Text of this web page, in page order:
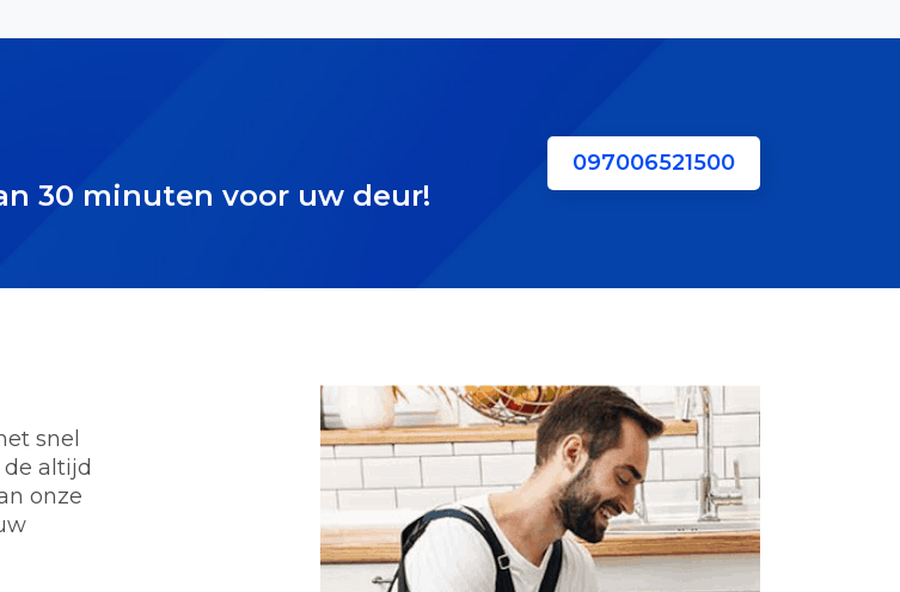
30 minuten voor uw deur!
097006521500
snel
altijd
onze